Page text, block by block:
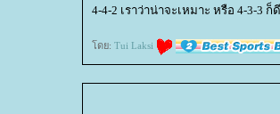
4-4-2 เราว่าน่าจะเหมาะ หรือ 4-3-3
ดย: Tui Laksi